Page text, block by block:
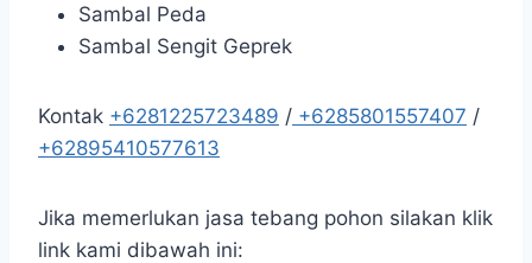
Sambal Peda
Sambal Sengit Geprek
Kontak +6281225723489 / +6285801557407 /
+62895410577613
Jika memerlukan jasa tebang pohon silakan klik
link kami dibawah ini: